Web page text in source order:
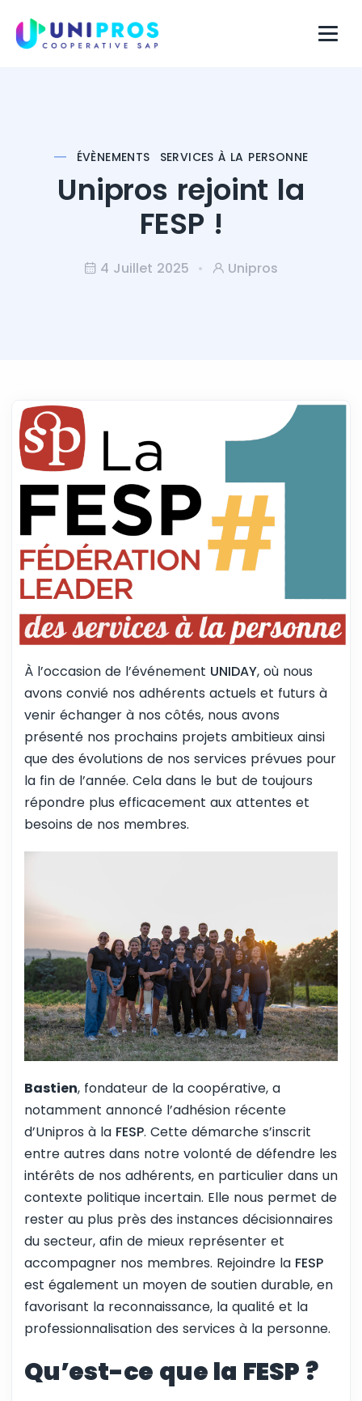
ÉVÈNEMENTS SERVICES À LA PERSONNE
Unipros rejoint la
FESP !
4 Juillet 2025 Unipros
À l’occasion de l’événement UNIDAY, où nous
avons convié nos adhérents actuels et futurs à
venir échanger à nos côtés, nous avons
présenté nos prochains projets ambitieux ainsi
que des évolutions de nos services prévues pour
la fin de l’année. Cela dans le but de toujours
répondre plus efficacement aux attentes et
besoins de nos membres.
Bastien, fondateur de la coopérative, a
notamment annoncé l’adhésion récente
d’Unipros à la FESP. Cette démarche s’inscrit
entre autres dans notre volonté de défendre les
intérêts de nos adhérents, en particulier dans un
contexte politique incertain. Elle nous permet de
rester au plus près des instances décisionnaires
du secteur, afin de mieux représenter et
accompagner nos membres. Rejoindre la FESP
est également un moyen de soutien durable, en
favorisant la reconnaissance, la qualité et la
professionnalisation des services à la personne.
Qu’est-ce que la FESP ?